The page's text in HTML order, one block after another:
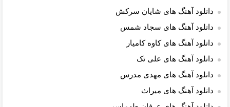
دانلود آهنگ های شایان سرکش
دانلود آهنگ های سجاد شمس
دانلود آهنگ های کاوه کامیار
دانلود آهنگ های علی تک
دانلود آهنگ های مهدی مدرس
دانلود آهنگ های میراث